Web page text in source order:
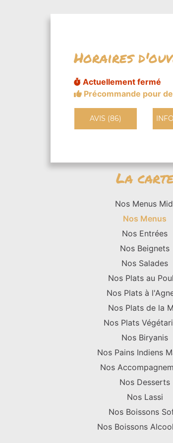
Horaires
Actuellement fermé
Précommande pour
AVIS (86)
La
Nos Menus
Nos Menus
Nos Entrées
Nos Beignets
Nos Salades
Nos Plats au
Nos Plats à
Nos Plats de la
Nos Plats
Nos Biryanis
Nos Pains Indiens
Nos
Nos Desserts
Nos Lassi
Nos Boissons
Nos Boissons